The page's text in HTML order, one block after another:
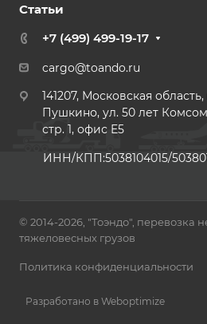
Статьи
+7 (499) 499-19-17
cargo@toando.ru
141207, Московская область,
Пушкино, ул. 50 лет
стр. 1, офис E5
ИНН/КПП:5038104015/
© 2014-2026, "Тоэндо", перевозка
тяжеловесных грузов
Политика конфиденциальности
Разработано в Weboptimize